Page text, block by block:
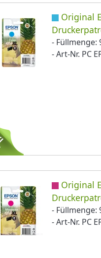
Original
- Füllmenge:
- Art-Nr. PC
Original
- Füllmenge:
- Art-Nr. PC